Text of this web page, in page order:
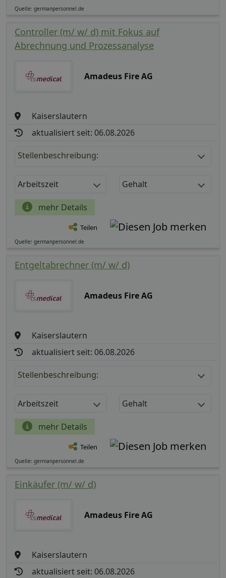
Quelle: germanpersonnel.de
Controller (m/ w/ d) mit Fokus auf
Abrechnung und Prozessanalyse
Amadeus Fire AG
Kaiserslautern
aktualisiert seit: 06.08.2026
Stellenbeschreibung:
Arbeitszeit Gehalt
mehr Details
Teilen
Quelle: germanpersonnel.de
Entgeltabrechner (m/ w/ d)
Amadeus Fire AG
Kaiserslautern
aktualisiert seit: 06.08.2026
Stellenbeschreibung:
Arbeitszeit Gehalt
mehr Details
Teilen
Quelle: germanpersonnel.de
Einkäufer (m/ w/ d)
Amadeus Fire AG
Kaiserslautern
aktualisiert seit: 06.08.2026